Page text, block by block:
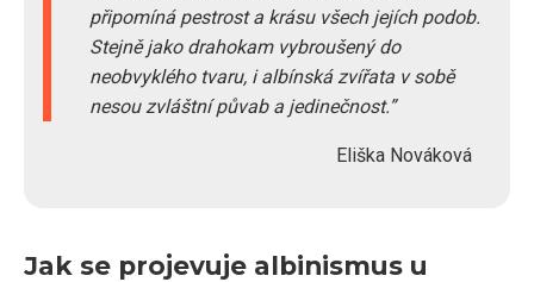
připomíná pestrost a krásu všech jejích podob.
Stejně jako drahokam vybroušený do
neobvyklého tvaru, i albínská zvířata v sobě
nesou zvláštní půvab a jedinečnost.
Eliška Nováková
Jak se projevuje albinismus u